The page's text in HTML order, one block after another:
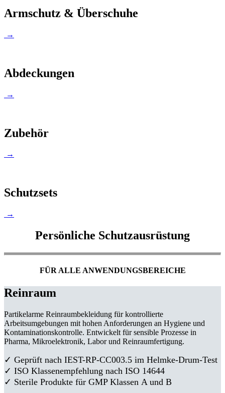
Armschutz & Überschuhe
→
Abdeckungen
→
Zubehör
→
Schutzsets
→
Persönliche Schutzausrüstung
FÜR ALLE ANWENDUNGSBEREICHE
Reinraum
Partikelarme Reinraumbekleidung für kontrollierte
Arbeitsumgebungen mit hohen Anforderungen an Hygiene und
Kontaminationskontrolle. Entwickelt für sensible Prozesse in
Pharma, Mikroelektronik, Labor und Reinraumfertigung.
✓ Geprüft nach IEST-RP-CC003.5 im Helmke-Drum-Test
✓ ISO Klassenempfehlung nach ISO 14644
✓ Sterile Produkte für GMP Klassen A und B